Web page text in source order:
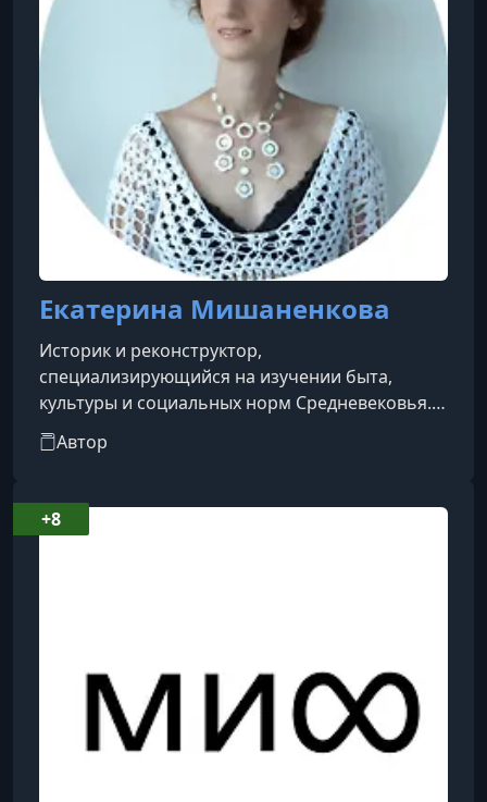
Екатерина Мишаненкова
Историк и реконструктор,
специализирующийся на изучении быта,
культуры и социальных норм Средневековья.
Занимается исследованием повседневной
жизни той эпохи и популяризацией
биографий выдающихся личностей и научно-
популярных книг, посвящённых
Автор
+8